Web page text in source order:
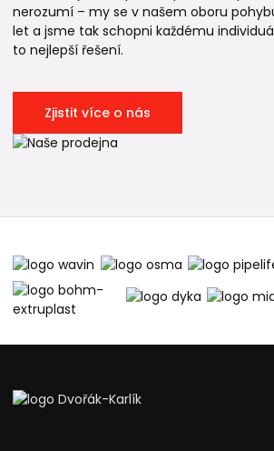
nerozumí – my se v našem oboru
let a jsme tak schopni každému
to nejlepší řešení.
Zjistit více o nás